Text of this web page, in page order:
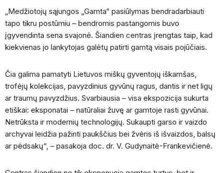
„Medžiotojų sąjungos „Gamta“ pasiūlymas bendradarbiauti
tapo tikru postūmiu – bendromis pastangomis buvo
įgyvendinta sena svajonė. Šiandien centras įrengtas taip, kad
kiekvienas jo lankytojas galėtų patirti gamtą visais pojūčiais.
Čia galima pamatyti Lietuvos miškų gyventojų iškamšas,
trofėjų kolekcijas, pavyzdinius gyvūnų ragus, dantis ir net ligų
ar traumų pavyzdžius. Svarbiausia – visa ekspozicija sukurta
etiškai: eksponatai – natūraliai žuvę ar gamtoje rasti gyvūnai.
Netrūksta ir modernių technologijų. Sukaupti garso ir vaizdo
archyvai leidžia pažinti paukščius bei žvėris iš išvaizdos, balsų
ar pėdsakų“, – pasakoja doc. dr. V. Gudynaitė-Frankevičienė.